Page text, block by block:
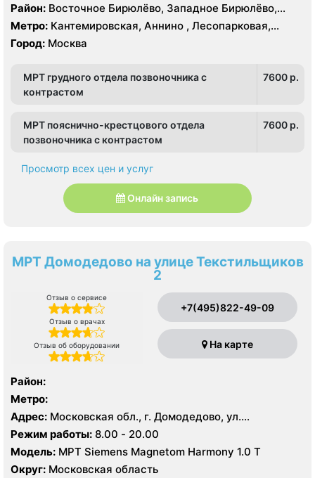
Район: Восточное Бирюлёво, Западное Бирюлёво,
Москворечье-Сабурово, Северное Орехово-Борисово,
Южное Орехово-Борисово, Царицыно, Северное
Чертаново, Центральное Чертаново, Южное Чертаново
Метро: Кантемировская, Аннино , Лесопарковая,
Пражская, Улица Академика Янгеля, Улица
Старокачаловская, Царицыно, Южная
Город: Москва
МРТ грудного отдела позвоночника с
контрастом
7600 p.
МРТ пояснично-крестцового отдела
позвоночника с контрастом
7600 p.
Просмотр всех цен и услуг
Онлайн запись
МРТ Домодедово на улице Текстильщиков
2
Отзыв о сервисе
Отзыв о врачах
Отзыв об оборудовании
+7(495)822-49-09
На карте
Район:
Метро:
Адрес: Московская обл., г. Домодедово, ул.
Текстильщиков д 2
Режим работы: 8.00 - 20.00
Модель: МРТ Siemens Magnetom Harmony 1.0 Т
Округ: Московская область